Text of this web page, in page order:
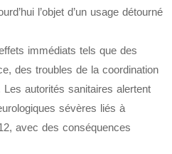
l’objet d’un usage détourné
immédiats tels que des
des troubles de la coordination
autorités sanitaires alertent
sévères liés à
avec des conséquences